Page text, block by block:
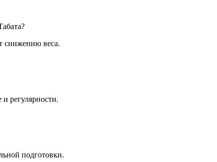
снижению веса.
регулярности.
подготовки.